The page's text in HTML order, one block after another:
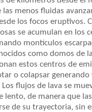
menos fluidas
los focos eruptivos.
se acumulan en los
montículos
como domos de
estos centros de
o colapsar generando
flujos de lava se
lento, de manera que
de su trayectoria, sin